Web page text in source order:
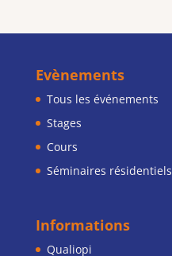
Evènements
Tous les événements
Stages
Cours
Séminaires résidentiels
Informations
Qualiopi